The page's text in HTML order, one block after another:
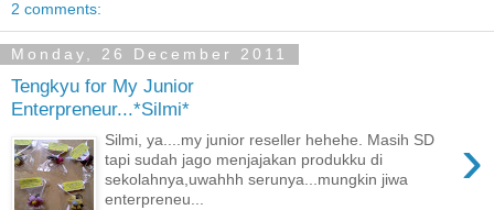
2 comments:
Monday, 26 December 2011
Tengkyu for My Junior
Enterpreneur...*Silmi*
›
Silmi, ya....my junior reseller hehehe. Masih SD
tapi sudah jago menjajakan produkku di
sekolahnya,uwahhh serunya...mungkin jiwa
enterpreneu...